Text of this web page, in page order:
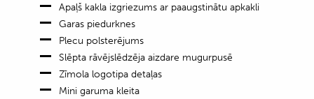
Apaļš kakla izgriezums ar paaugstinātu apkakli
Garas piedurknes
Plecu polsterējums
Slēpta rāvējslēdzēja aizdare mugurpusē
Zīmola logotipa detaļas
Mini garuma kleita